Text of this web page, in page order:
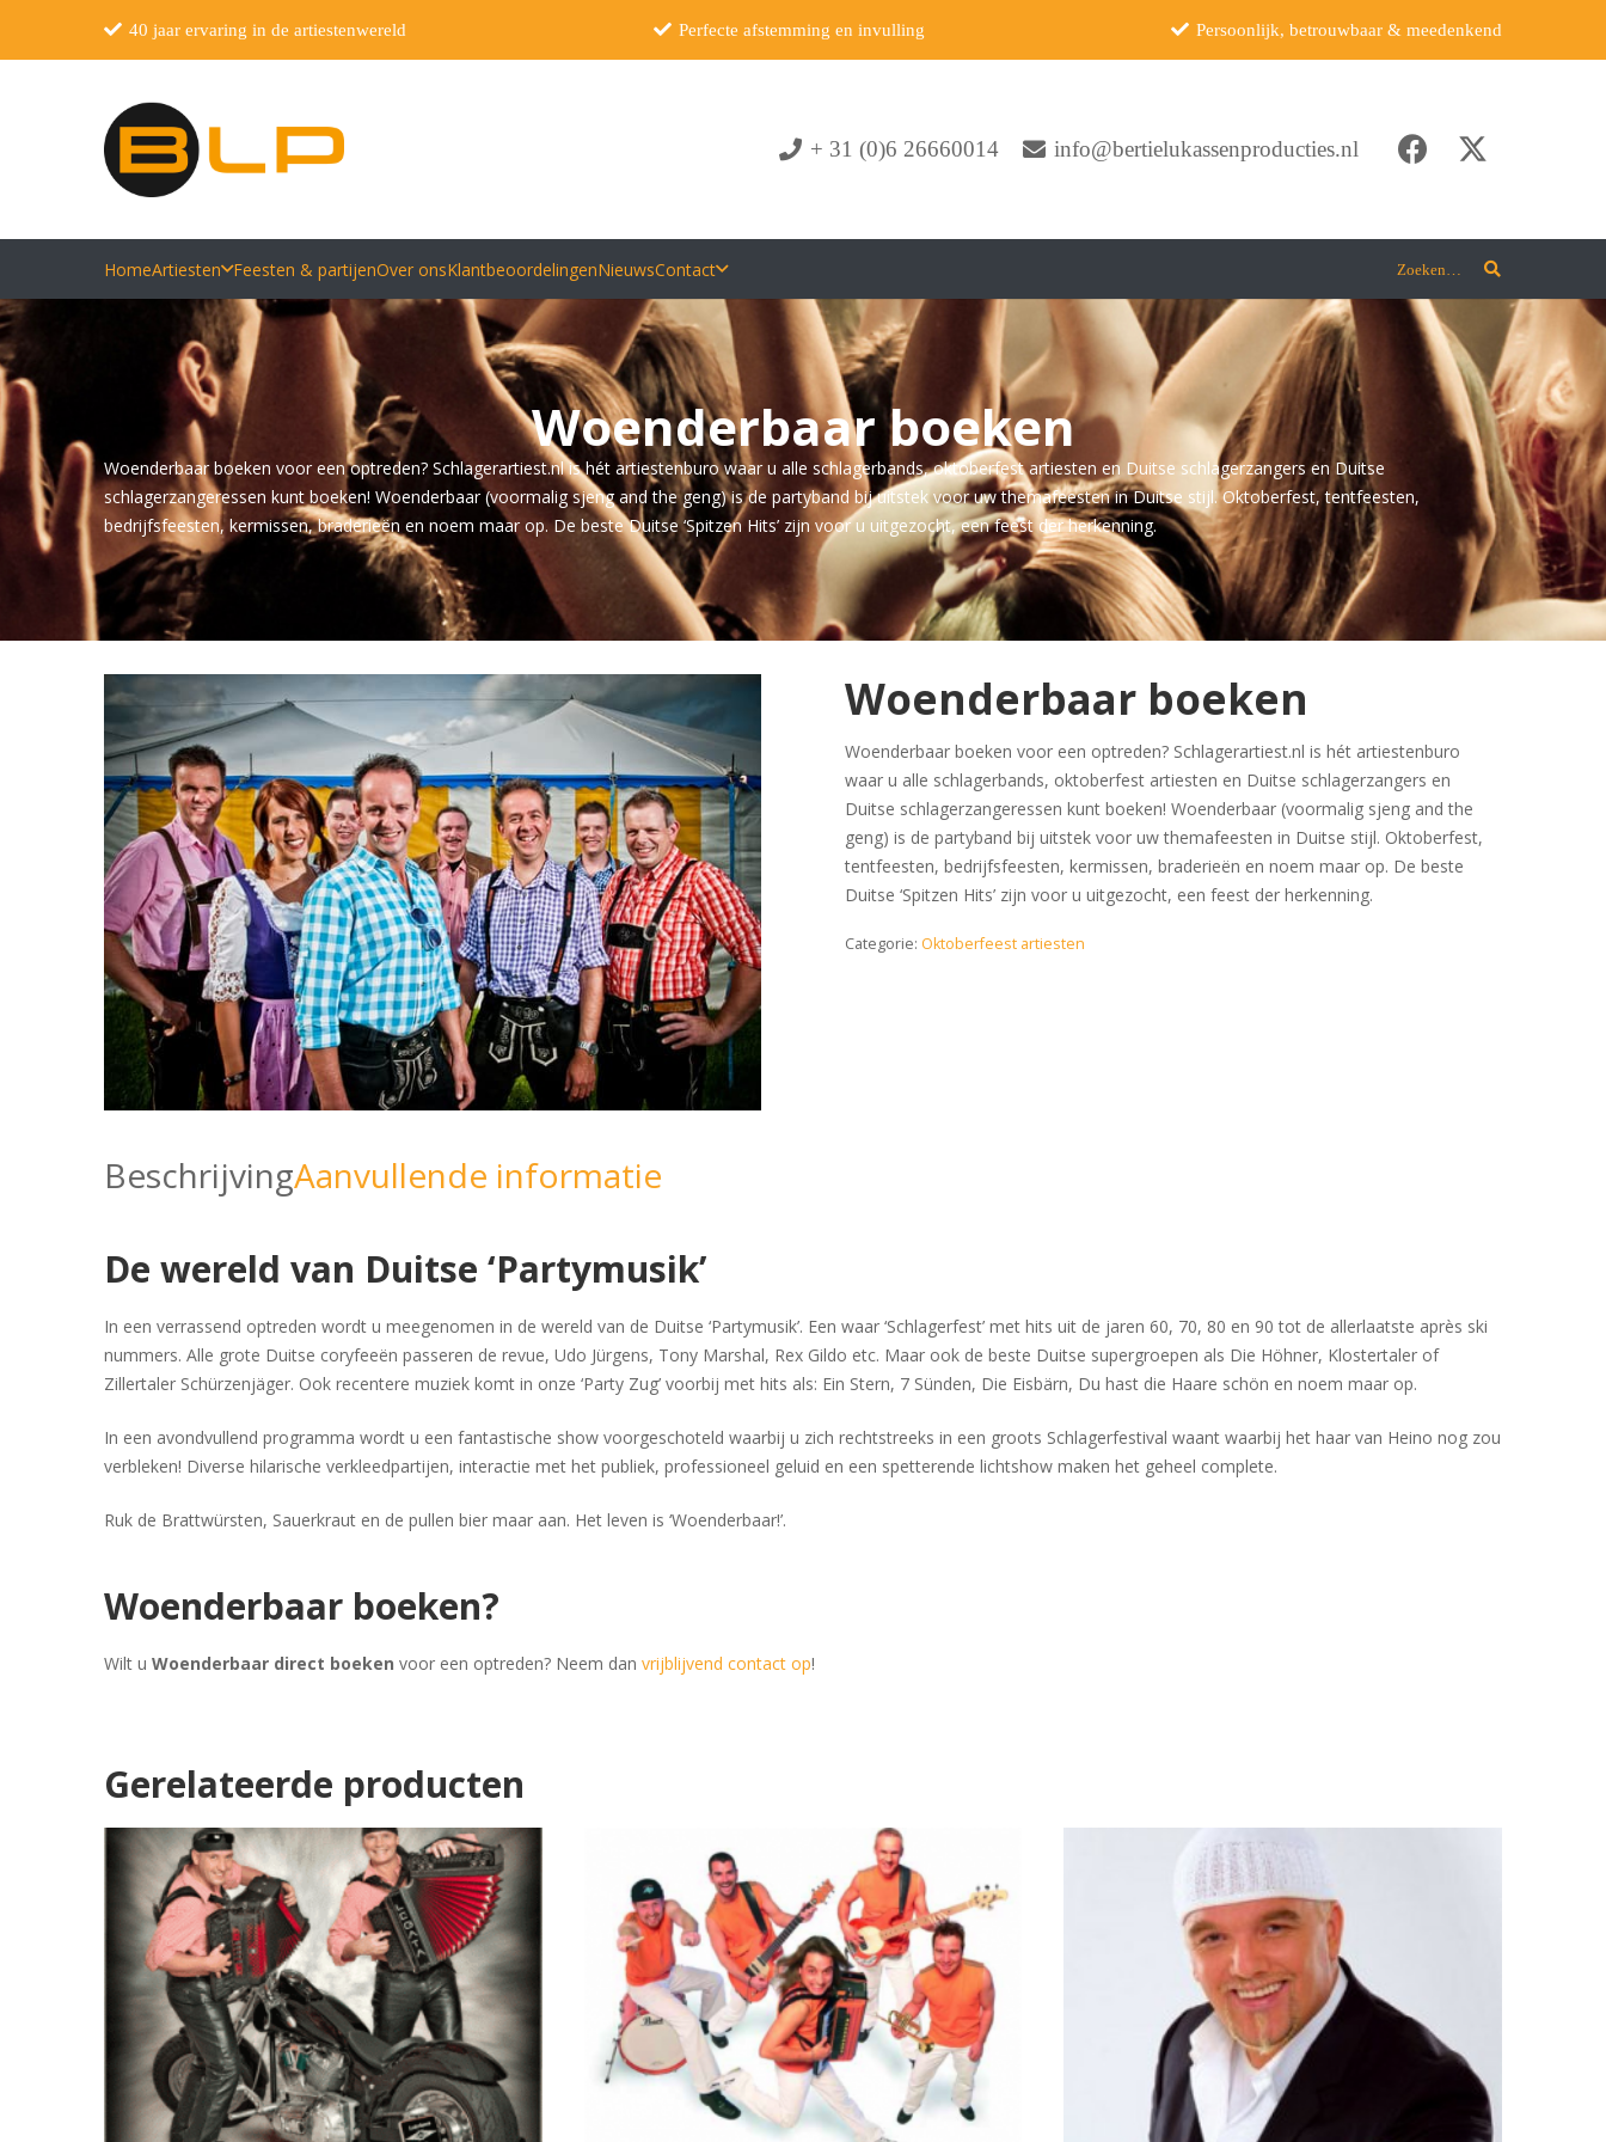
40 jaar ervaring in de artiestenwereld Perfecte afstemming en invulling Persoonlijk, betrouwbaar & meedenkend
+ 31 (0)6 26660014 info@bertielukassenproducties.nl
HomeArtiesten Feesten & partijenOver onsKlantbeoordelingenNieuwsContact Zoeken…
Woenderbaar boeken
Woenderbaar boeken voor een optreden? Schlagerartiest.nl is hét artiestenburo waar u alle schlagerbands, oktoberfest artiesten en Duitse schlagerzangers en Duitse
schlagerzangeressen kunt boeken! Woenderbaar (voormalig sjeng and the geng) is de partyband bij uitstek voor uw themafeesten in Duitse stijl. Oktoberfest, tentfeesten,
bedrijfsfeesten, kermissen, braderieën en noem maar op. De beste Duitse ‘Spitzen Hits’ zijn voor u uitgezocht, een feest der herkenning.
Woenderbaar boeken
Woenderbaar boeken voor een optreden? Schlagerartiest.nl is hét artiestenburo
waar u alle schlagerbands, oktoberfest artiesten en Duitse schlagerzangers en
Duitse schlagerzangeressen kunt boeken! Woenderbaar (voormalig sjeng and the
geng) is de partyband bij uitstek voor uw themafeesten in Duitse stijl. Oktoberfest,
tentfeesten, bedrijfsfeesten, kermissen, braderieën en noem maar op. De beste
Duitse ‘Spitzen Hits’ zijn voor u uitgezocht, een feest der herkenning.
Categorie: Oktoberfeest artiesten
BeschrijvingAanvullende informatie
De wereld van Duitse ‘Partymusik’
In een verrassend optreden wordt u meegenomen in de wereld van de Duitse ‘Partymusik’. Een waar ‘Schlagerfest’ met hits uit de jaren 60, 70, 80 en 90 tot de allerlaatste après ski
nummers. Alle grote Duitse coryfeeën passeren de revue, Udo Jürgens, Tony Marshal, Rex Gildo etc. Maar ook de beste Duitse supergroepen als Die Höhner, Klostertaler of
Zillertaler Schürzenjäger. Ook recentere muziek komt in onze ‘Party Zug’ voorbij met hits als: Ein Stern, 7 Sünden, Die Eisbärn, Du hast die Haare schön en noem maar op.
In een avondvullend programma wordt u een fantastische show voorgeschoteld waarbij u zich rechtstreeks in een groots Schlagerfestival waant waarbij het haar van Heino nog zou
verbleken! Diverse hilarische verkleedpartijen, interactie met het publiek, professioneel geluid en een spetterende lichtshow maken het geheel complete.
Ruk de Brattwürsten, Sauerkraut en de pullen bier maar aan. Het leven is ‘Woenderbaar!’.
Woenderbaar boeken?
Wilt u Woenderbaar direct boeken voor een optreden? Neem dan vrijblijvend contact op!
Gerelateerde producten